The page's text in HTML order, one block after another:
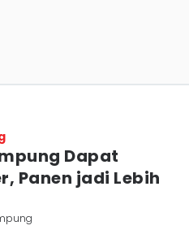
Dapat
Panen jadi Lebih